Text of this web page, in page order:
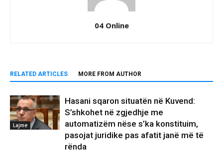
04 Online
RELATED ARTICLES MORE FROM AUTHOR
Lajme
Hasani sqaron situatën në Kuvend:
S’shkohet në zgjedhje me
automatizëm nëse s’ka konstituim,
pasojat juridike pas afatit janë më të
rënda